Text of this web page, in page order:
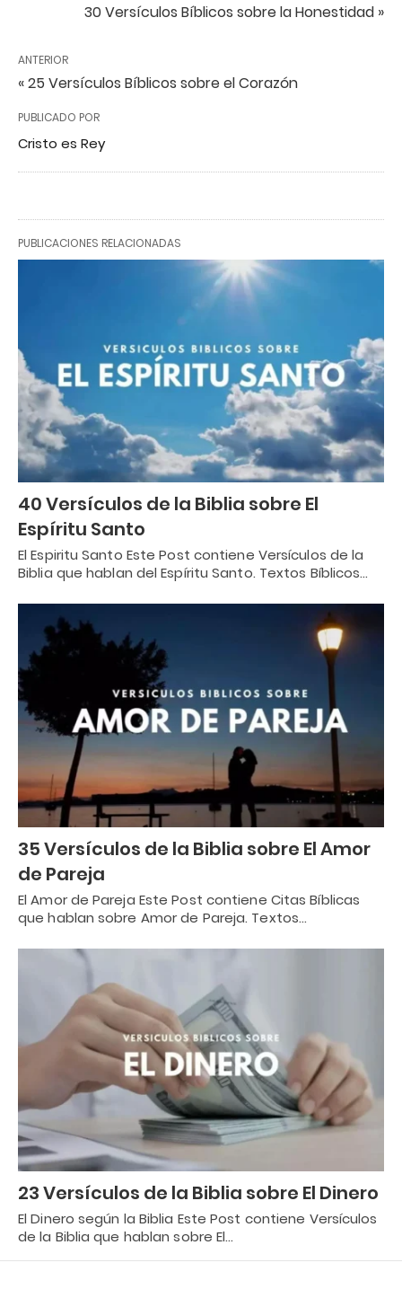
30 Versículos Bíblicos sobre la Honestidad »
ANTERIOR
« 25 Versículos Bíblicos sobre el Corazón
PUBLICADO POR
Cristo es Rey
PUBLICACIONES RELACIONADAS
40 Versículos de la Biblia sobre El
Espíritu Santo
El Espiritu Santo Este Post contiene Versículos de la
Biblia que hablan del Espíritu Santo. Textos Bíblicos…
35 Versículos de la Biblia sobre El Amor
de Pareja
El Amor de Pareja Este Post contiene Citas Bíblicas
que hablan sobre Amor de Pareja. Textos…
23 Versículos de la Biblia sobre El Dinero
El Dinero según la Biblia Este Post contiene Versículos
de la Biblia que hablan sobre El…